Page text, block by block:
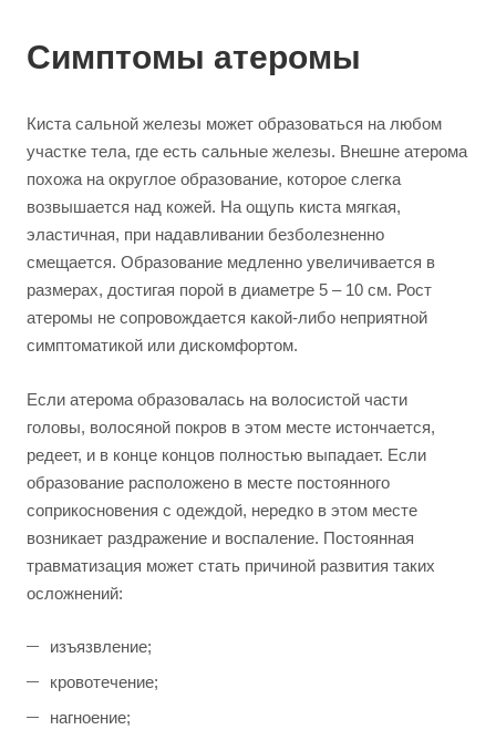
Симптомы атеромы
Киста сальной железы может образоваться на любом
участке тела, где есть сальные железы. Внешне атерома
похожа на округлое образование, которое слегка
возвышается над кожей. На ощупь киста мягкая,
эластичная, при надавливании безболезненно
смещается. Образование медленно увеличивается в
размерах, достигая порой в диаметре 5 – 10 см. Рост
атеромы не сопровождается какой-либо неприятной
симптоматикой или дискомфортом.
Если атерома образовалась на волосистой части
головы, волосяной покров в этом месте истончается,
редеет, и в конце концов полностью выпадает. Если
образование расположено в месте постоянного
соприкосновения с одеждой, нередко в этом месте
возникает раздражение и воспаление. Постоянная
травматизация может стать причиной развития таких
осложнений:
изъязвление;
кровотечение;
нагноение;